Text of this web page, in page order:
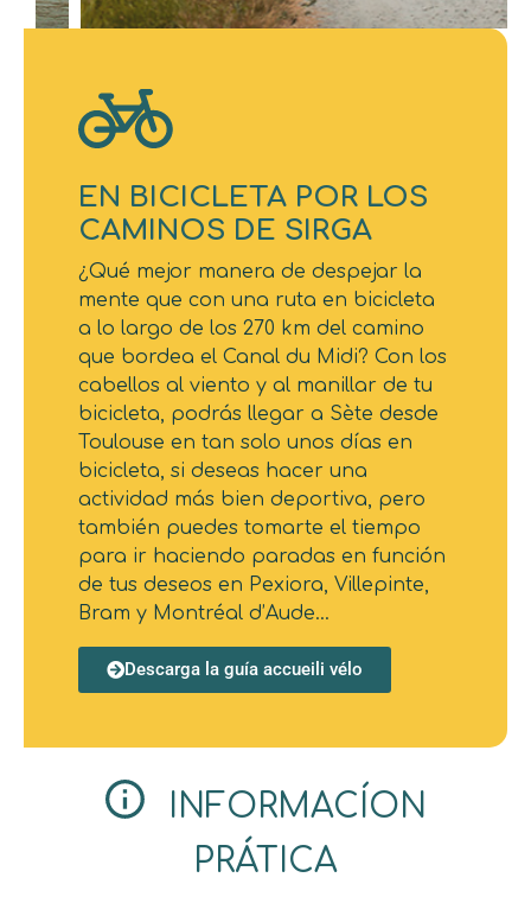
EN BICICLETA POR LOS
CAMINOS DE SIRGA
¿Qué mejor manera de despejar la
mente que con una ruta en bicicleta
a lo largo de los 270 km del camino
que bordea el Canal du Midi? Con los
cabellos al viento y al manillar de tu
bicicleta, podrás llegar a Sète desde
Toulouse en tan solo unos días en
bicicleta, si deseas hacer una
actividad más bien deportiva, pero
también puedes tomarte el tiempo
para ir haciendo paradas en función
de tus deseos en Pexiora, Villepinte,
Bram y Montréal d’Aude…
Descarga la guía accueili vélo
INFORMACÍON
PRÁTICA